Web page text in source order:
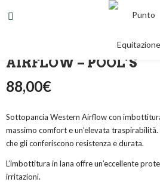
SOTTOPANCIA
AIRFLOW – POOL’S
88,00€
Sottopancia Western Airflow con
massimo comfort e un’elevata traspirabilità.
che gli conferiscono resistenza e durata.
L’imbottitura in lana offre un’eccellente
irritazioni.